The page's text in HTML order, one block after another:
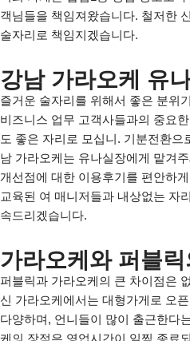
객님들을 책임져왔습니다. 철저한
술자리로 책임지겠습니다.
강남 가라오케 유
즐거운 술자리를 위해서 좋은 분위
비즈니스 업무 고객사들과의 중요
도 좋은 자리로 모십니. 기분전환
남 가라오케는 유나실장에게 맡겨
개선점에 대한 이용후기를 편안하
교육된 여 매니저들과 내상없는 자
속드리겠습니다.
가라오케와 퍼블
퍼블릭과 가라오케의 큰 차이점은
신 가라오케에서는 대형가게로 오
다양하며, 언니들이 많이 출근한다